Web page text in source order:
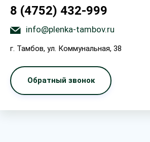
8 (4752) 432-999
info@plenka-tambov.ru
г. Тамбов, ул. Коммунальная, 38
Обратный звонок